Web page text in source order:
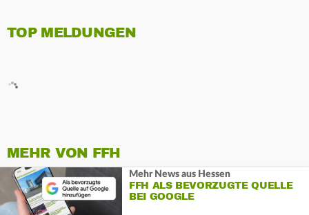
TOP MELDUNGEN
MEHR VON FFH
Mehr News aus Hessen
FFH ALS BEVORZUGTE QUELLE
BEI GOOGLE